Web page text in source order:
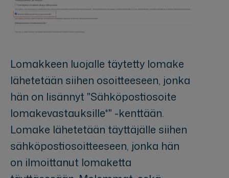
Lomakkeen luojalle täytetty lomake
lähetetään siihen osoitteeseen, jonka
hän on lisännyt "Sähköpostiosoite
lomakevastauksille*" -kenttään.
Lomake lähetetään täyttäjälle siihen
sähköpostiosoitteeseen, jonka hän
on ilmoittanut lomaketta